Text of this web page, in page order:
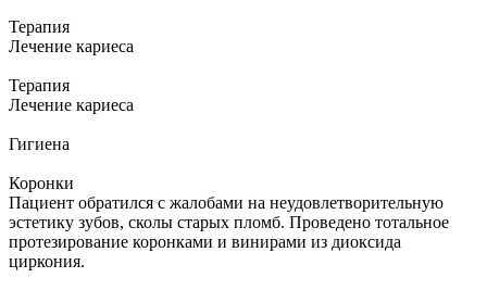
Терапия
Лечение кариеса
Терапия
Лечение кариеса
Гигиена
Коронки
Пациент обратился с жалобами на неудовлетворительную
эстетику зубов, сколы старых пломб. Проведено тотальное
протезирование коронками и винирами из диоксида
циркония.